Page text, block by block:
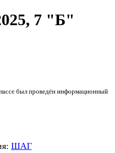
7 "Б"
был проведён информационный
ШАГ